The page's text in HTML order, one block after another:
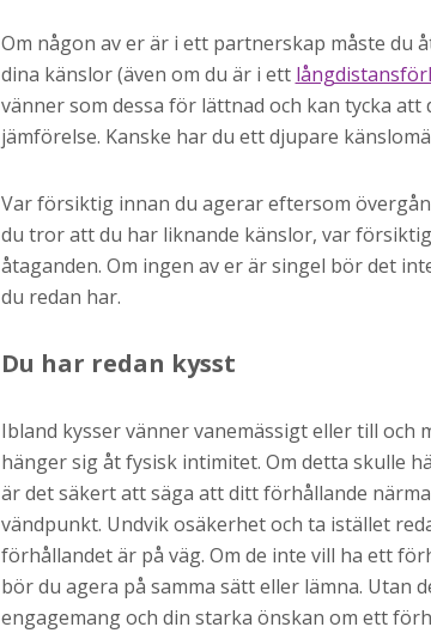
Om någon av er är i ett partnerskap måste du
dina känslor (även om du är i ett
vänner som dessa för lättnad och kan tycka
jämförelse. Kanske har du ett djupare
Var försiktig innan du agerar eftersom
du tror att du har liknande känslor, var
åtaganden. Om ingen av er är singel bör det
du redan har.
Du har redan kysst
Ibland kysser vänner vanemässigt eller till och
hänger sig åt fysisk intimitet. Om detta skulle
är det säkert att säga att ditt förhållande
vändpunkt. Undvik osäkerhet och ta istället
förhållandet är på väg. Om de inte vill ha ett
bör du agera på samma sätt eller lämna. Utan
engagemang och din starka önskan om ett